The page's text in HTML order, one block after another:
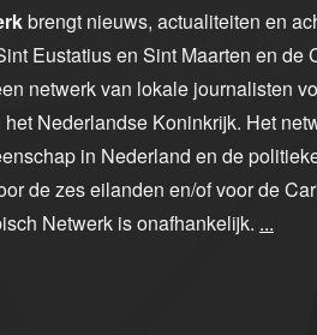
brengt nieuws, actualiteiten en
Eustatius en Sint Maarten en de
netwerk van lokale journalisten
Nederlandse Koninkrijk. Het
in Nederland en de
de zes eilanden en/of voor de
Netwerk is onafhankelijk. ...